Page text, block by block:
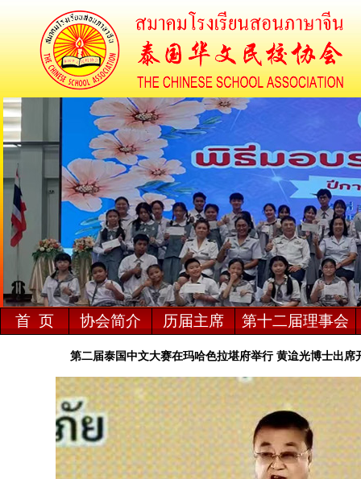
首 页 协会简介 历届主席 第十二届理事会
第二届泰国中文大赛在玛哈色拉堪府举行 黄迨光博士出